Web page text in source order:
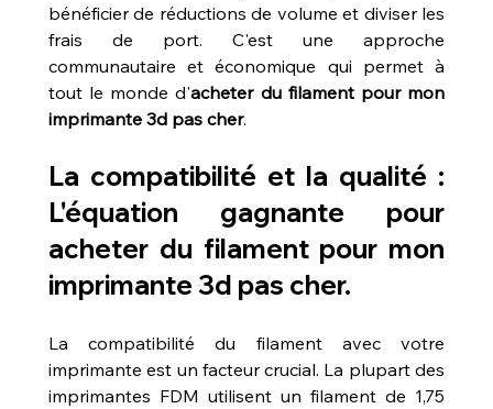
bénéficier de réductions de volume et diviser les
frais de port. C'est une approche
communautaire et économique qui permet à
tout le monde d'acheter du filament pour mon
imprimante 3d pas cher.
La compatibilité et la qualité :
L'équation gagnante pour
acheter du filament pour mon
imprimante 3d pas cher.
La compatibilité du filament avec votre
imprimante est un facteur crucial. La plupart des
imprimantes FDM utilisent un filament de 1,75